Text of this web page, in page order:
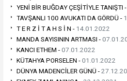
YENİ BİR BUĞDAY ÇEŞİTİYLE TANIŞTI -
TAVŞANLI 100 AVUKATI DA GÖRDÜ -
T E R Z İ T A H S İ N - 14.01.2022
MANDA SAYISININ ARTMASI -
KANCI ETHEM -07.01.2022
KÜTAHYA PORSELEN -01.01.2022
DÜNYA MADENCİLER GÜNÜ -